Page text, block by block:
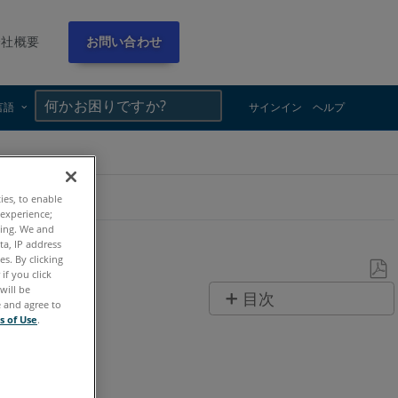
概要 お問い合わせ
語 サインイン ヘルプ
と
目次
to enable
We and
IP address
By clicking
if you click
be
and agree to
of Use.